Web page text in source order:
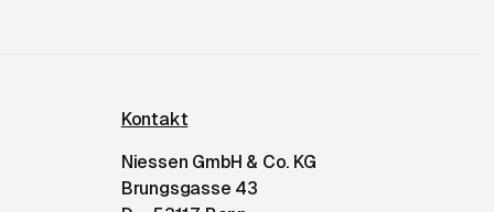
Kontakt
Niessen GmbH & Co. KG
Brungsgasse 43